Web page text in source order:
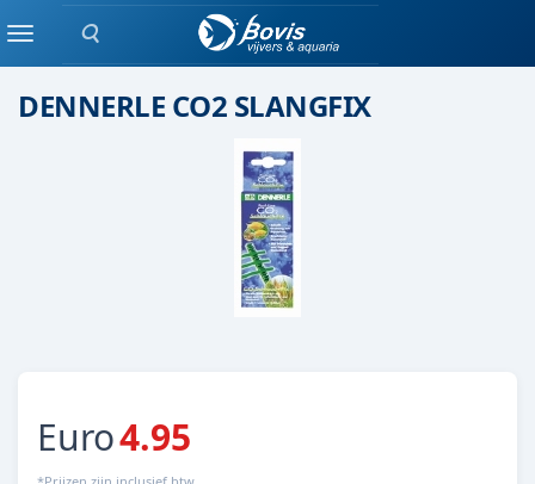
Zoeken
MenuOnderdeel
DENNERLE CO2 SLANGFIX
Euro4.95